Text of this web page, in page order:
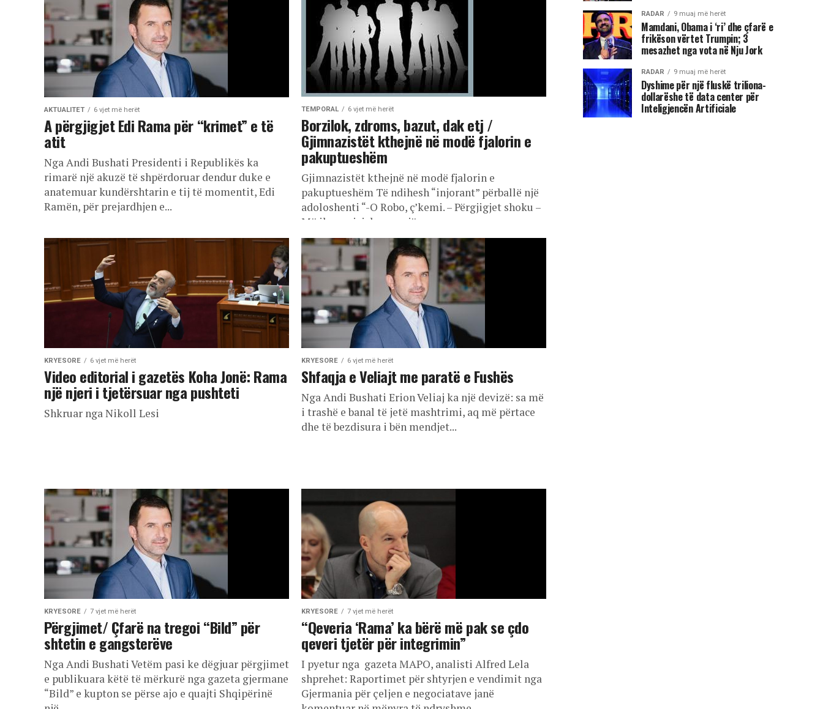
AKTUALITET 6 vjet më herët
A përgjigjet Edi Rama për “krimet” e të
atit
Nga Andi Bushati Presidenti i Republikës ka
rimarë një akuzë të shpërdoruar dendur duke e
anatemuar kundërshtarin e tij të momentit, Edi
Ramën, për prejardhjen e...
TEMPORAL 6 vjet më herët
Borzilok, zdroms, bazut, dak etj /
Gjimnazistët kthejnë në modë fjalorin e
pakuptueshëm
Gjimnazistët kthejnë në modë fjalorin e
pakuptueshëm Të ndihesh “injorant” përballë një
adoloshenti “-O Robo, ç’kemi. – Përgjigjet shoku –
Më iku zari, isha me një...
KRYESORE 6 vjet më herët
Video editorial i gazetës Koha Jonë: Rama
një njeri i tjetërsuar nga pushteti
Shkruar nga Nikoll Lesi
KRYESORE 6 vjet më herët
Shfaqja e Veliajt me paratë e Fushës
Nga Andi Bushati Erion Veliaj ka një devizë: sa më
i trashë e banal të jetë mashtrimi, aq më përtace
dhe të bezdisura i bën mendjet...
KRYESORE 7 vjet më herët
Përgjimet/ Çfarë na tregoi “Bild” për
shtetin e gangsterëve
Nga Andi Bushati Vetëm pasi ke dëgjuar përgjimet
e publikuara këtë të mërkurë nga gazeta gjermane
“Bild” e kupton se përse ajo e quajti Shqipërinë
KRYESORE 7 vjet më herët
“Qeveria ‘Rama’ ka bërë më pak se çdo
qeveri tjetër për integrimin”
I pyetur nga gazeta MAPO, analisti Alfred Lela
shprehet: Raportimet për shtyrjen e vendimit nga
Gjermania për çeljen e negociatave janë
RADAR 9 muaj më herët
Mamdani, Obama i ‘ri’ dhe çfarë e
frikëson vërtet Trumpin; 3
mesazhet nga vota në Nju Jork
RADAR 9 muaj më herët
Dyshime për një fluskë triliona-
dollarëshe të data center për
Inteligjencën Artificiale